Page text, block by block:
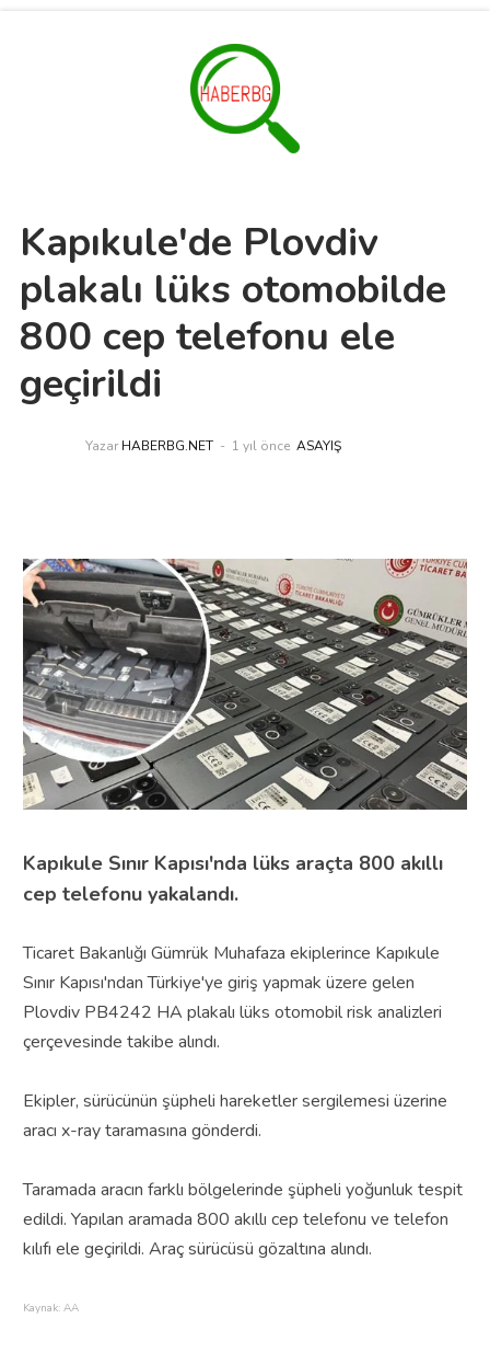
Kapıkule'de Plovdiv
plakalı lüks otomobilde
800 cep telefonu ele
geçirildi
Yazar HABERBG.NET 1 yıl önce ASAYIŞ
Kapıkule Sınır Kapısı'nda lüks araçta 800 akıllı
cep telefonu yakalandı.
Ticaret Bakanlığı Gümrük Muhafaza ekiplerince Kapıkule
Sınır Kapısı'ndan Türkiye'ye giriş yapmak üzere gelen
Plovdiv PB4242 HA plakalı lüks otomobil risk analizleri
çerçevesinde takibe alındı.
Ekipler, sürücünün şüpheli hareketler sergilemesi üzerine
aracı x-ray taramasına gönderdi.
Taramada aracın farklı bölgelerinde şüpheli yoğunluk tespit
edildi. Yapılan aramada 800 akıllı cep telefonu ve telefon
kılıfı ele geçirildi. Araç sürücüsü gözaltına alındı.
Kaynak: AA